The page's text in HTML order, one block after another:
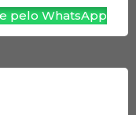
pelo WhatsApp